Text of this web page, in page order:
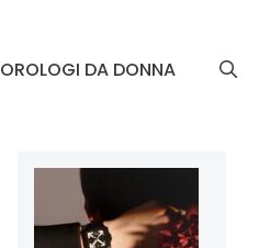
OROLOGI DA DONNA